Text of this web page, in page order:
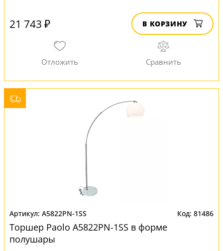
21 743 ₽ В КОРЗИНУ
A5822PN-1SS 81486
Торшер Paolo A5822PN-1SS в форме
полушары